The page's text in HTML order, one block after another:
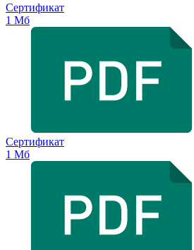
Сертификат
1 Мб
Сертификат
1 Мб